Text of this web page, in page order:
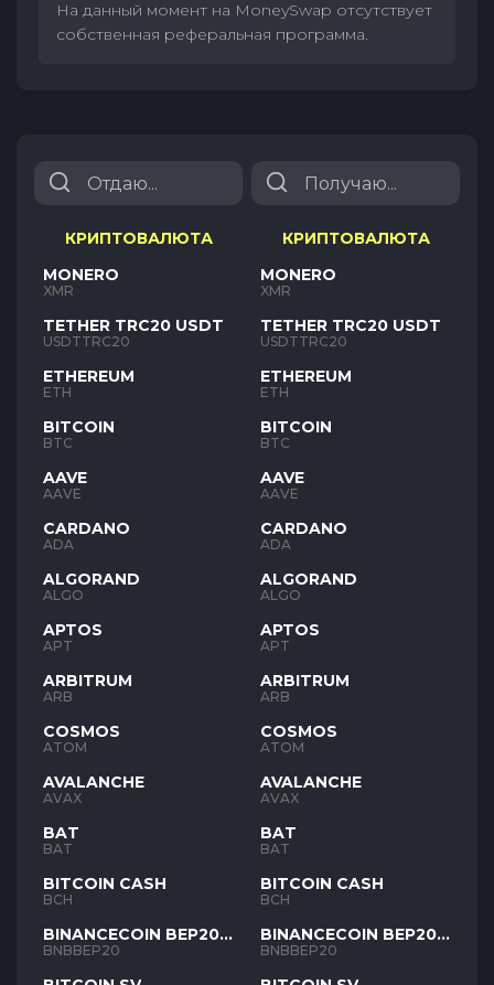
На данный момент на MoneySwap отсутствует
собственная реферальная программа.
КРИПТОВАЛЮТА
MONERO
XMR
TETHER TRC20 USDT
USDTTRC20
ETHEREUM
ETH
BITCOIN
BTC
AAVE
AAVE
CARDANO
ADA
ALGORAND
ALGO
APTOS
APT
ARBITRUM
ARB
COSMOS
ATOM
AVALANCHE
AVAX
BAT
BAT
BITCOIN CASH
BCH
BINANCECOIN BEP20
BNB
BNBBEP20
КРИПТОВАЛЮТА
MONERO
XMR
TETHER TRC20 USDT
USDTTRC20
ETHEREUM
ETH
BITCOIN
BTC
AAVE
AAVE
CARDANO
ADA
ALGORAND
ALGO
APTOS
APT
ARBITRUM
ARB
COSMOS
ATOM
AVALANCHE
AVAX
BAT
BAT
BITCOIN CASH
BCH
BINANCECOIN BEP20
BNB
BNBBEP20